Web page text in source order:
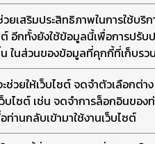
ยเสริมประสิทธิภาพในการใช้บ
ต์ อีกทั้งยังใช้ข้อมูลนี้เพื่อการปรั
ในส่วนของข้อมูลที่คุกกี้ที่เก็บร
ช่วยให้เว็บไซต์ จดจำตัวเลือกต่
บไซต์ เช่น จดจำการล็อกอินขอ
ท่านกลับเข้ามาใช้งานเว็บไซต์